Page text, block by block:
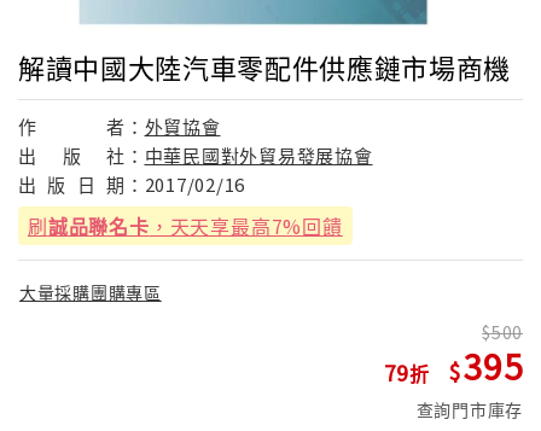
解讀中國大陸汽車零配件供應鏈市場商機
作 者： 外貿協會
出
版 社： 中華民國對外貿易發展協會
出 版 日 期： 2017/02/16
刷誠品聯名卡 ，天天享最高7%回饋
大量採購團購專區
79
500
395
查詢門市庫存